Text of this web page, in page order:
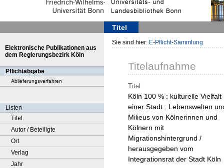
Titel
Elektronische Publikationen aus
dem Regierungsbezirk Köln
Pflichtabgabe
Ablieferungsverfahren
Listen
Titel
Autor / Beteiligte
Ort
Verlag
Jahr
Sie sind hier: E-Pflicht-Sammlung
Titelaufnahme
Titel
Köln 100 % : kulturelle Vielfalt
einer Stadt : Lebenswelten
Milieus von Kölnerinnen und
Kölnern mit
Migrationshintergrund /
herausgegeben vom
Integrationsrat der Stadt Köln